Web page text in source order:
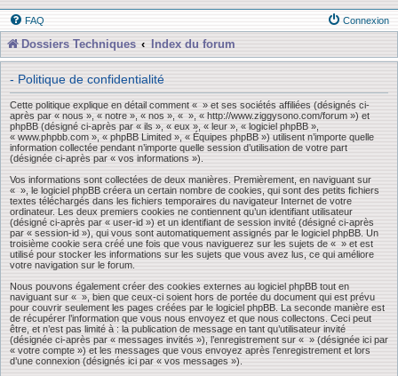
FAQ Connexion
Dossiers Techniques Index du forum
- Politique de confidentialité
Cette politique explique en détail comment « » et ses sociétés affiliées (désignés ci-
après par « nous », « notre », « nos », « », « http://www.ziggysono.com/forum ») et
phpBB (désigné ci-après par « ils », « eux », « leur », « logiciel phpBB »,
« www.phpbb.com », « phpBB Limited », « Équipes phpBB ») utilisent n’importe quelle
information collectée pendant n’importe quelle session d’utilisation de votre part
(désignée ci-après par « vos informations »).
Vos informations sont collectées de deux manières. Premièrement, en naviguant sur
« », le logiciel phpBB créera un certain nombre de cookies, qui sont des petits fichiers
textes téléchargés dans les fichiers temporaires du navigateur Internet de votre
ordinateur. Les deux premiers cookies ne contiennent qu’un identifiant utilisateur
(désigné ci-après par « user-id ») et un identifiant de session invité (désigné ci-après
par « session-id »), qui vous sont automatiquement assignés par le logiciel phpBB. Un
troisième cookie sera créé une fois que vous naviguerez sur les sujets de « » et est
utilisé pour stocker les informations sur les sujets que vous avez lus, ce qui améliore
votre navigation sur le forum.
Nous pouvons également créer des cookies externes au logiciel phpBB tout en
naviguant sur « », bien que ceux-ci soient hors de portée du document qui est prévu
pour couvrir seulement les pages créées par le logiciel phpBB. La seconde manière est
de récupérer l’information que vous nous envoyez et que nous collectons. Ceci peut
être, et n’est pas limité à : la publication de message en tant qu’utilisateur invité
(désignée ci-après par « messages invités »), l’enregistrement sur « » (désignée ici par
« votre compte ») et les messages que vous envoyez après l’enregistrement et lors
d’une connexion (désignés ici par « vos messages »).